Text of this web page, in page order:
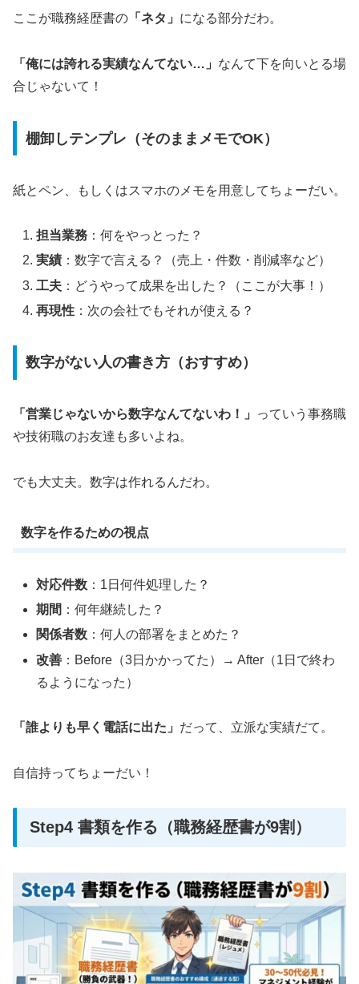
ここが職務経歴書の 「ネタ」 になる部分だわ。
「俺には誇れる実績なんてない…」 なんて下を向いとる場
合じゃないて！
棚卸しテンプレ（そのままメモでOK）
紙とペン、もしくはスマホのメモを用意してちょーだい。
担当業務 ：何をやっとった？
実績 ：数字で言える？（売上・件数・削減率など）
工夫 ：どうやって成果を出した？（ここが大事！）
再現性 ：次の会社でもそれが使える？
数字がない人の書き方（おすすめ）
「営業じゃないから数字なんてないわ！」
っていう事務職
や技術職のお友達も多いよね。
でも大丈夫。数字は作れるんだわ。
数字を作るための視点
対応件数 ：1日何件処理した？
期間 ：何年継続した？
関係者数 ：何人の部署をまとめた？
改善 ：Before（3日かかってた）→ After（1日で終わ
るようになった）
「誰よりも早く電話に出た」 だって、立派な実績だて。
自信持ってちょーだい！
Step4 書類を作る（職務経歴書が9割）